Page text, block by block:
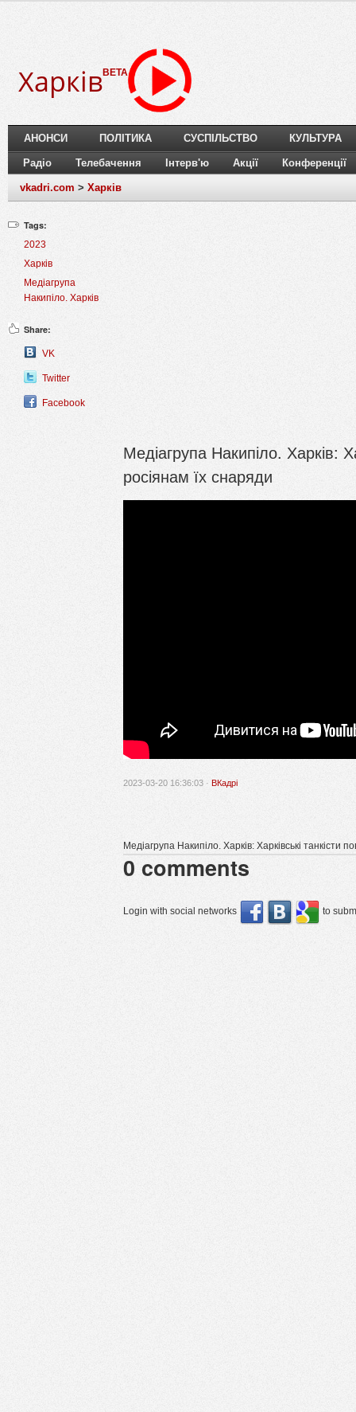
ХарківBETA
АНОНСИ ПОЛІТИКА СУСПІЛЬСТВО КУЛЬТУРА
Радіо Телебачення Інтерв'ю Акції Конференції
vkadri.com > Харків
Tags:
2023
Харків
Медіагрупа
Накипіло. Харків
Share:
VK
Twitter
Facebook
Медіагрупа Накипіло. Харків:
росіянам їх снаряди
2023-03-20 16:36:03 · ВКадрі
Медіагрупа Накипіло. Харків: Харківські танкісти
0 comments
Login with social networks to